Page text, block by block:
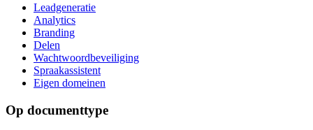
Leadgeneratie
Analytics
Branding
Delen
Wachtwoordbeveiliging
Spraakassistent
Eigen domeinen
Op documenttype